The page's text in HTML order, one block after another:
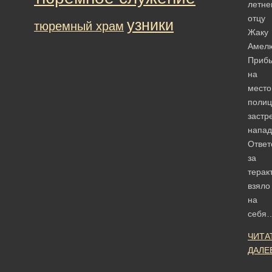
отцу
Жаку
на
место
за
взяло
на
тюремный храм узники